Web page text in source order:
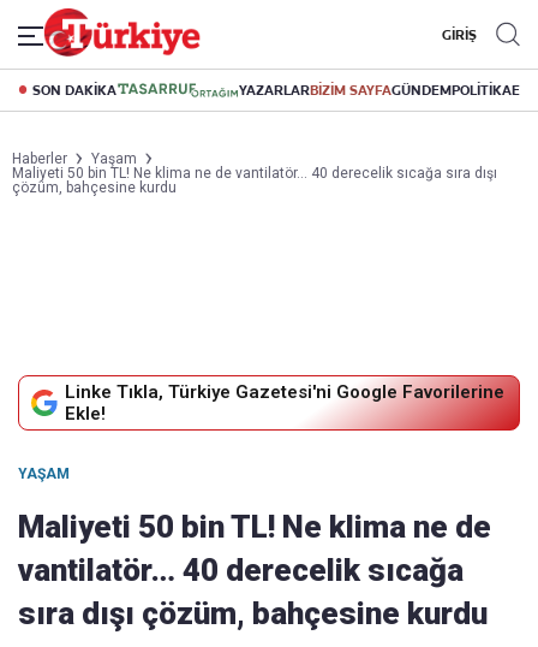
GİRİŞ
SON DAKİKA YAZARLARBİZİM SAYFAGÜNDEMPOLİTİKA
Haberler
Yaşam
Maliyeti 50 bin TL! Ne klima ne de vantilatör… 40 derecelik sıcağa sıra dışı
çözüm, bahçesine kurdu
Linke Tıkla, Türkiye Gazetesi'ni Google Favorilerine
Ekle!
YAŞAM
Maliyeti 50 bin TL! Ne klima ne de
vantilatör… 40 derecelik sıcağa
sıra dışı çözüm, bahçesine kurdu